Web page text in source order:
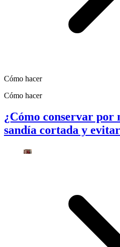
Cómo hacer
Cómo hacer
¿Cómo conservar por
sandía cortada y